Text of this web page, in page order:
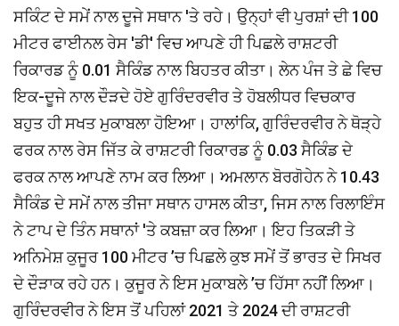
ਸਕਿੰਟ ਦੇ ਸਮੇਂ ਨਾਲ ਦੂਜੇ ਸਥਾਨ 'ਤੇ ਰਹੇ। ਉਨ੍ਹਾਂ ਵੀ ਪੁਰਸ਼ਾਂ ਦੀ 100
ਮੀਟਰ ਫਾਈਨਲ ਰੇਸ 'ਡੀ' ਵਿਚ ਆਪਣੇ ਹੀ ਪਿਛਲੇ ਰਾਸ਼ਟਰੀ
ਰਿਕਾਰਡ ਨੂੰ 0.01 ਸੈਕਿੰਡ ਨਾਲ ਬਿਹਤਰ ਕੀਤਾ। ਲੇਨ ਪੰਜ ਤੇ ਛੇ ਵਿਚ
ਇਕ-ਦੂਜੇ ਨਾਲ ਦੌੜਦੇ ਹੋਏ ਗੁਰਿੰਦਰਵੀਰ ਤੇ ਹੋਬਲੀਧਰ ਵਿਚਕਾਰ
ਬਹੁਤ ਹੀ ਸਖਤ ਮੁਕਾਬਲਾ ਹੋਇਆ। ਹਾਲਾਂਕਿ, ਗੁਰਿੰਦਰਵੀਰ ਨੇ ਥੋੜ੍ਹੇ
ਫਰਕ ਨਾਲ ਰੇਸ ਜਿੱਤ ਕੇ ਰਾਸ਼ਟਰੀ ਰਿਕਾਰਡ ਨੂੰ 0.03 ਸੈਕਿੰਡ ਦੇ
ਫਰਕ ਨਾਲ ਆਪਣੇ ਨਾਮ ਕਰ ਲਿਆ। ਅਮਲਾਨ ਬੋਰਗੋਹੇਨ ਨੇ 10.43
ਸੈਕਿੰਡ ਦੇ ਸਮੇਂ ਨਾਲ ਤੀਜਾ ਸਥਾਨ ਹਾਸਲ ਕੀਤਾ, ਜਿਸ ਨਾਲ ਰਿਲਾਇੰਸ
ਨੇ ਟਾਪ ਦੇ ਤਿੰਨ ਸਥਾਨਾਂ 'ਤੇ ਕਬਜ਼ਾ ਕਰ ਲਿਆ। ਇਹ ਤਿਕੜੀ ਤੇ
ਅਨਿਮੇਸ਼ ਕੁਜੂਰ 100 ਮੀਟਰ ’ਚ ਪਿਛਲੇ ਕੁਝ ਸਮੇਂ ਤੋਂ ਭਾਰਤ ਦੇ ਸਿਖਰ
ਦੇ ਦੌੜਾਕ ਰਹੇ ਹਨ। ਕੁਜੂਰ ਨੇ ਇਸ ਮੁਕਾਬਲੇ ’ਚ ਹਿੱਸਾ ਨਹੀਂ ਲਿਆ।
ਗੁਰਿੰਦਰਵੀਰ ਨੇ ਇਸ ਤੋਂ ਪਹਿਲਾਂ 2021 ਤੇ 2024 ਦੀ ਰਾਸ਼ਟਰੀ